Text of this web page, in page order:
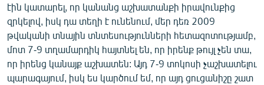
էին կատարել, որ կանանց աշխատանքի իրավունքից
զրկելով, իսկ դա տեղի է ունենում, մեր դեռ 2009
թվականի տնային տնտեսությունների հետազոտությամբ,
մոտ 7-9 տղամարդիկ հայտնել են, որ իրենք թույլ չեն տա,
որ իրենց կանայք աշխատեն: Այդ 7-9 տոկոսի չաշխատելու
պարագայում, իսկ ես կարծում եմ, որ այդ ցուցանիշը շատ